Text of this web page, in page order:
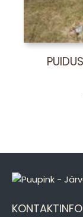
KONTAKTINFO